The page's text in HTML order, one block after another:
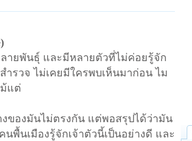
ายพันธุ์ และมีหลายตัวที่ไม่ค่อยรู้จัก
รวจ ไม่เคยมีใครพบเห็นมาก่อน ไม
แต่
งของมันไม่ตรงกัน แต่พอสรุปได้ว่ามัน
พื้นเมืองรู้จักเจ้าตัวนี้เป็นอย่างดี และ